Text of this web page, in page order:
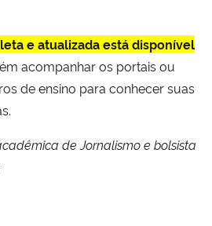
e atualizada está disponível
acompanhar os portais ou
de ensino para conhecer suas
de Jornalismo e bolsista